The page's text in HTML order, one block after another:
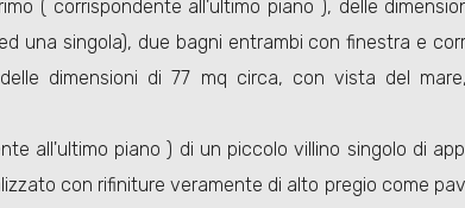
( corrispondente all'ultimo piano ), delle
una singola), due bagni entrambi con finestra e
dimensioni di 77 mq circa, con vista del
all'ultimo piano ) di un piccolo villino singolo di
con rifiniture veramente di alto pregio come